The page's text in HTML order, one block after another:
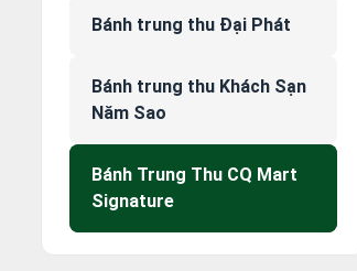
Bánh trung thu Đại Phát
Bánh trung thu Khách Sạn
Năm Sao
Bánh Trung Thu CQ Mart
Signature